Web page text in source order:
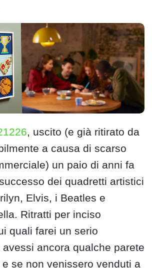
, uscito (e già ritirato da
a causa di scarso
un paio di anni fa
dei quadretti artistici
Elvis, i Beatles e
Ritratti per inciso
quali farei un serio
ancora qualche parete
se non venissero venduti a